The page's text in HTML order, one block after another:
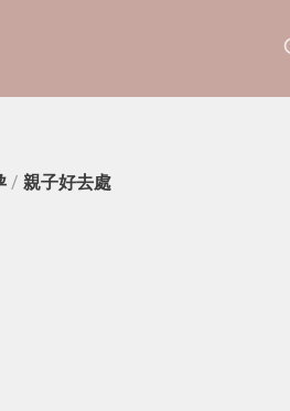
/ 親子好去處